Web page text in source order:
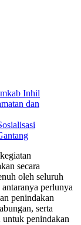
Inhil
dan
secara
oleh seluruh
perlunya
penindakan
serta
penindakan